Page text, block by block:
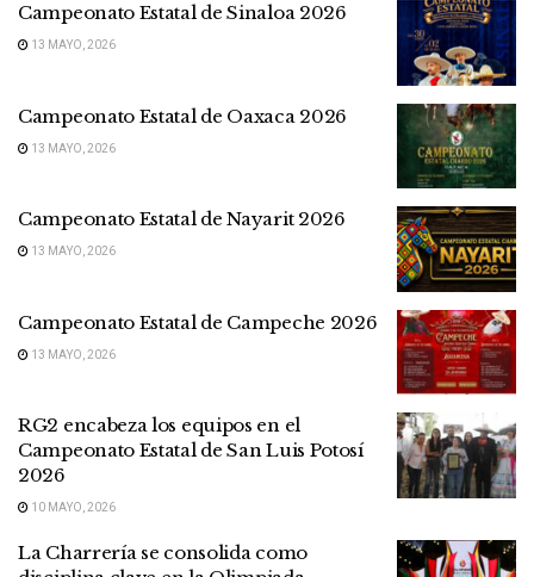
Campeonato Estatal de Sinaloa 2026
13 MAYO, 2026
Campeonato Estatal de Oaxaca 2026
13 MAYO, 2026
Campeonato Estatal de Nayarit 2026
13 MAYO, 2026
Campeonato Estatal de Campeche 2026
13 MAYO, 2026
RG2 encabeza los equipos en el
Campeonato Estatal de San Luis Potosí
2026
10 MAYO, 2026
La Charrería se consolida como